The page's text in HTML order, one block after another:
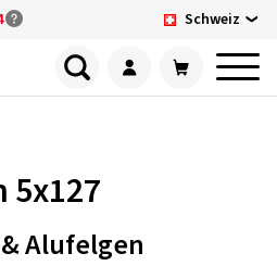
Schweiz
5x127
Alufelgen